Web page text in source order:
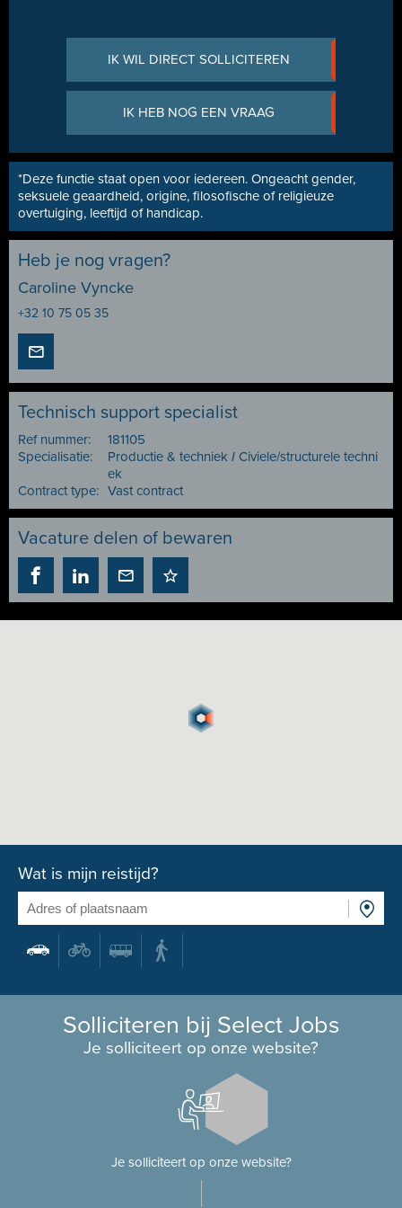
IK WIL DIRECT SOLLICITEREN
IK HEB NOG EEN VRAAG
*Deze functie staat open voor iedereen. Ongeacht gender,
seksuele geaardheid, origine, filosofische of religieuze
overtuiging, leeftijd of handicap.
Heb je nog vragen?
Caroline Vyncke
+32 10 75 05 35
Technisch support specialist
Ref nummer:
181105
Specialisatie:
Productie & techniek I Civiele/structurele techni
ek
Contract type: Vast contract
Vacature delen of bewaren
Wat is mijn reistijd?
Solliciteren bij Select Jobs
Je solliciteert op onze website?
Je solliciteert op onze website?